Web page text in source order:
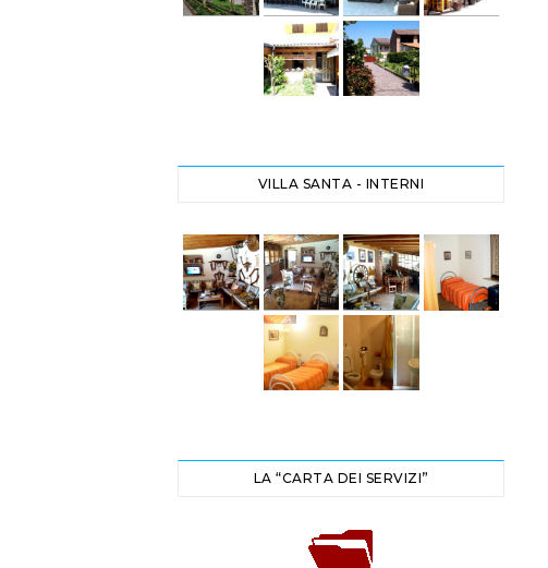
VILLA SANTA - INTERNI
LA “CARTA DEI SERVIZI”